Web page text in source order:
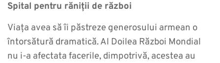
Spital pentru răniții de război
Viața avea să îi păstreze generosului armean o
întorsătură dramatică. Al Doilea Război Mondial
nu i-a afectata facerile, dimpotrivă, acestea au